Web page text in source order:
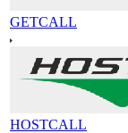
GETCALL
HOSTCALL